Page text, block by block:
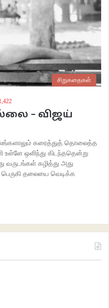
சிறுகதைகள்
– விஜய்
கரைத்துத் தொலைத்த
உள்ளே ஒளிந்து கிடந்ததென்று
வருடங்கள் கழித்து அது
பெருகி தலையை வெடிக்க